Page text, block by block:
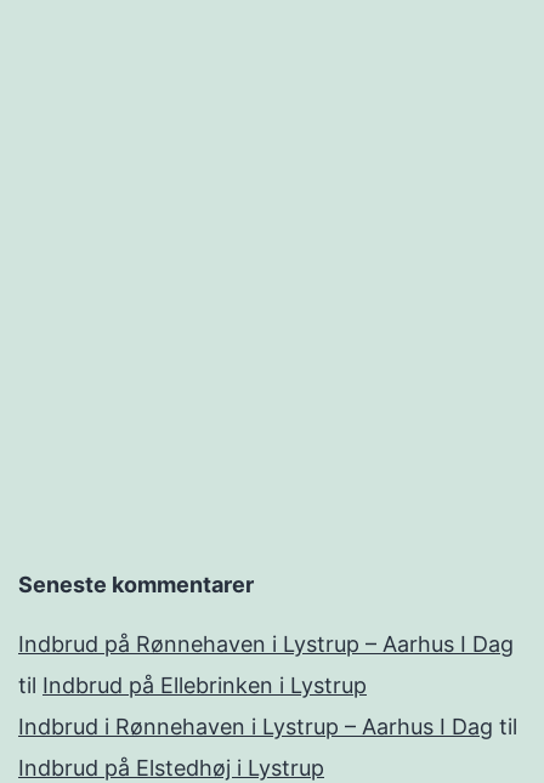
Seneste kommentarer
Indbrud på Rønnehaven i Lystrup – Aarhus I Dag
til Indbrud på Ellebrinken i Lystrup
Indbrud i Rønnehaven i Lystrup – Aarhus I Dag til
Indbrud på Elstedhøj i Lystrup